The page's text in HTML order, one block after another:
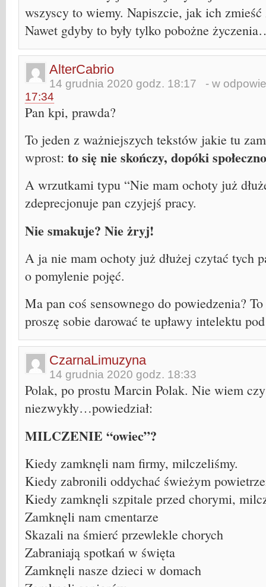
wszyscy to wiemy. Napiszcie, jak ich
Nawet gdyby to były tylko pobożne
AlterCabrio
14 grudnia 2020 godz. 18:17 - w
17:34
Pan kpi, prawda?
To jeden z ważniejszych tekstów jakie tu
wprost: to się nie skończy, dopóki
A wrzutkami typu “Nie mam ochoty już
zdeprecjonuje pan czyjejś pracy.
Nie smakuje? Nie żryj!
A ja nie mam ochoty już dłużej czytać tych
o pomylenie pojęć.
Ma pan coś sensownego do powiedzenia?
proszę sobie darować te upławy intelektu
CzarnaLimuzyna
14 grudnia 2020 godz. 18:33
Polak, po prostu Marcin Polak. Nie wiem
niezwykły…powiedział:
MILCZENIE “owiec”?
Kiedy zamknęli nam firmy, milczeliśmy.
Kiedy zabronili oddychać świeżym
Kiedy zamknęli szpitale przed chorymi,
Zamknęli nam cmentarze
Skazali na śmierć przewlekle chorych
Zabraniają spotkań w święta
Zamknęli nasze dzieci w domach